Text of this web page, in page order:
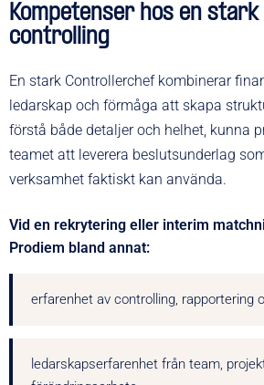
Kompetenser hos en
controlling
En stark Controllerchef kombinerar
ledarskap och förmåga att skapa
förstå både detaljer och helhet, kunna
teamet att leverera beslutsunderlag
verksamhet faktiskt kan använda.
Vid en rekrytering eller interim
Prodiem bland annat:
erfarenhet av controlling, rapportering
ledarskapserfarenhet från team,